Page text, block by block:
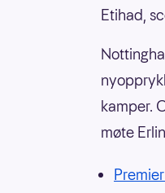
Etihad,
kamper.
møte